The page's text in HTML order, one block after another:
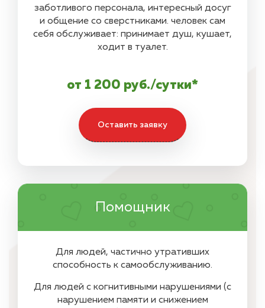
заботливого персонала, интересный досуг
и общение со сверстниками. человек сам
себя обслуживает: принимает душ, кушает,
ходит в туалет.
от 1 200 руб./сутки*
Оставить заявку
Помощник
Для людей, частично утративших
способность к самообслуживанию.
Для людей с когнитивными нарушениями (с
нарушением памяти и снижением